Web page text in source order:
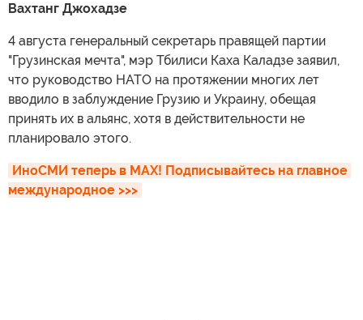
Вахтанг Джохадзе
4 августа генеральный секретарь правящей партии
"Грузинская мечта", мэр Тбилиси Каха Каладзе заявил,
что руководство НАТО на протяжении многих лет
вводило в заблуждение Грузию и Украину, обещая
принять их в альянс, хотя в действительности не
планировало этого.
ИноСМИ теперь в MAX! Подписывайтесь на главное
международное >>>